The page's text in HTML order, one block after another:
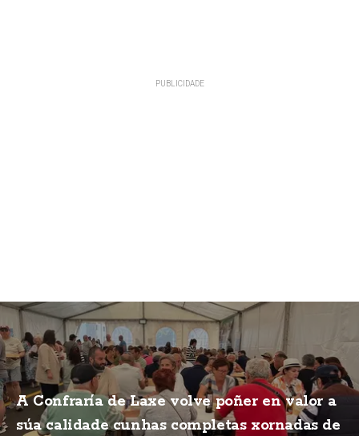
A Confraría de Laxe volve poñer en valor a
súa calidade cunhas completas xornadas de